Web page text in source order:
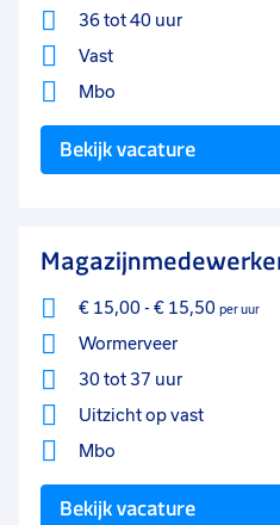
36 tot 40 uur
Vast
Mbo
Bekijk vacature
€ 15,00- € 15,50 per uur
Wormerveer
30 tot 37 uur
Uitzicht op vast
Mbo
Bekijk vacature